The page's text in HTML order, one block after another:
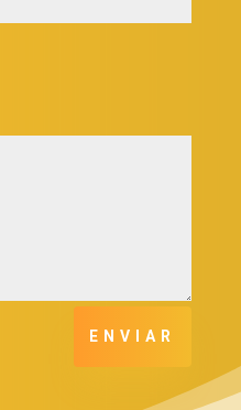
ENVIAR